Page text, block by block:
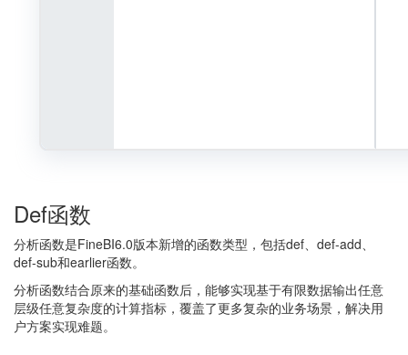
Def函数
分析函数是FineBI6.0版本新增的函数类型，包括def、def-add、
def-sub和earlier函数。
分析函数结合原来的基础函数后，能够实现基于有限数据输出任意
层级任意复杂度的计算指标，覆盖了更多复杂的业务场景，解决用
户方案实现难题。